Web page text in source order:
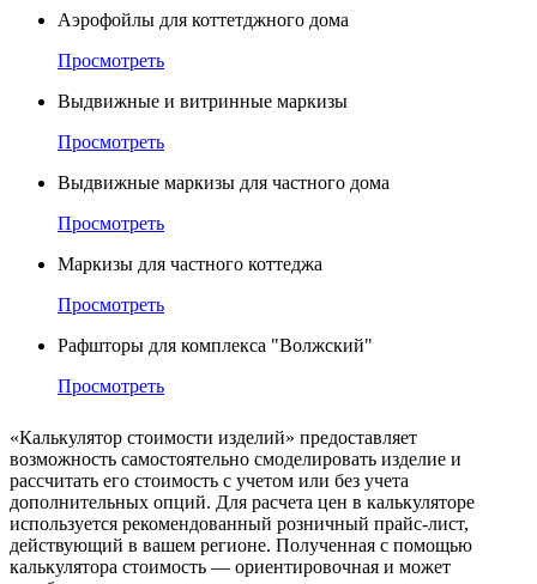
Аэрофойлы для коттетджного дома
Просмотреть
Выдвижные и витринные маркизы
Просмотреть
Выдвижные маркизы для частного дома
Просмотреть
Маркизы для частного коттеджа
Просмотреть
Рафшторы для комплекса "Волжский"
Просмотреть
«Калькулятор стоимости изделий» предоставляет
возможность самостоятельно смоделировать изделие и
рассчитать его стоимость с учетом или без учета
дополнительных опций. Для расчета цен в калькуляторе
используется рекомендованный розничный прайс-лист,
действующий в вашем регионе. Полученная с помощью
калькулятора стоимость — ориентировочная и может